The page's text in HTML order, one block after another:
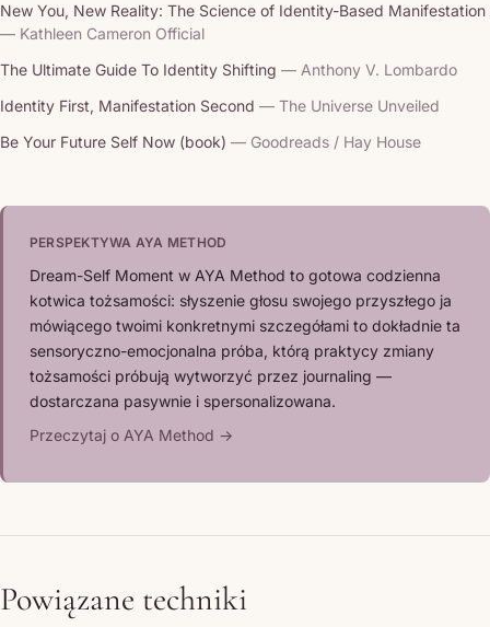
New You, New Reality: The Science of Identity-Based Manifestation
— Kathleen Cameron Official
The Ultimate Guide To Identity Shifting — Anthony V. Lombardo
Identity First, Manifestation Second — The Universe Unveiled
Be Your Future Self Now (book) — Goodreads / Hay House
PERSPEKTYWA AYA METHOD
Dream-Self Moment w AYA Method to gotowa codzienna
kotwica tożsamości: słyszenie głosu swojego przyszłego ja
mówiącego twoimi konkretnymi szczegółami to dokładnie ta
sensoryczno-emocjonalna próba, którą praktycy zmiany
tożsamości próbują wytworzyć przez journaling —
dostarczana pasywnie i spersonalizowana.
Przeczytaj o AYA Method →
Powiązane techniki